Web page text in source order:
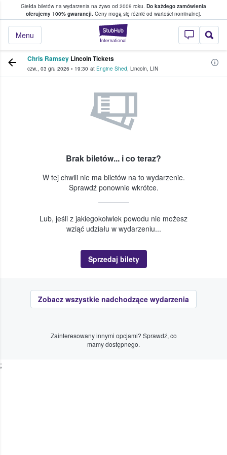
Giełda biletów na wydarzenia na żywo od 2009 roku. Do każdego zamówienia
oferujemy 100% gwarancji. Ceny mogą się różnić od wartości nominalnej.
StubHub —
Menu
w którym fani i kibice kupują i
Chris Ramsey Lincoln Tickets
czw., 03 gru 2026 • 19:30 at Engine Shed, Lincoln, LIN
Brak biletów... i co teraz?
W tej chwili nie ma biletów na to wydarzenie.
Sprawdź ponownie wkrótce.
Lub, jeśli z jakiegokolwiek powodu nie możesz
wziąć udziału w wydarzeniu...
Sprzedaj bilety
Zobacz wszystkie nadchodzące wydarzenia
Zainteresowany innymi opcjami? Sprawdź, co
mamy dostępnego.
;